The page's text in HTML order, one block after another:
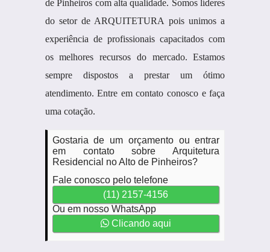
de Pinheiros com alta qualidade. Somos líderes
do setor de ARQUITETURA pois unimos a
experiência de profissionais capacitados com
os melhores recursos do mercado. Estamos
sempre dispostos a prestar um ótimo
atendimento. Entre em contato conosco e faça
uma cotação.
Gostaria de um orçamento ou entrar
em contato sobre Arquitetura
Residencial no Alto de Pinheiros?
Fale conosco pelo telefone
(11) 2157-4156
Ou em nosso WhatsApp
Clicando aqui